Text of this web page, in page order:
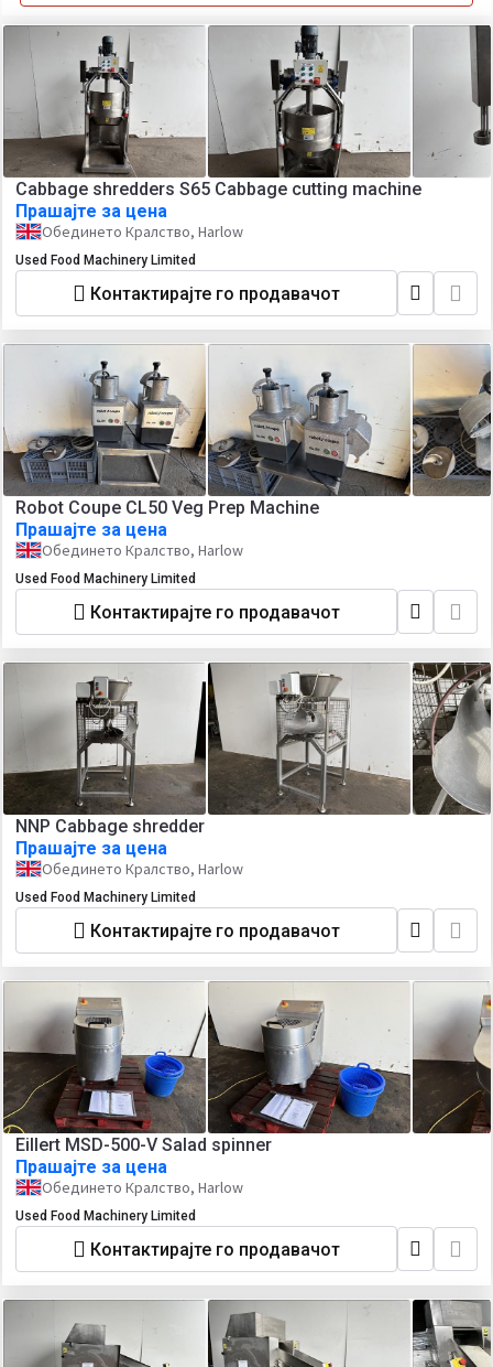
Cabbage shredders S65 Cabbage cutting machine
Прашајте за цена
Обединето Кралство, Harlow
Used Food Machinery Limited
Контактирајте го продавачот
Robot Coupe CL50 Veg Prep Machine
Прашајте за цена
Обединето Кралство, Harlow
Used Food Machinery Limited
Контактирајте го продавачот
NNP Cabbage shredder
Прашајте за цена
Обединето Кралство, Harlow
Used Food Machinery Limited
Контактирајте го продавачот
Eillert MSD-500-V Salad spinner
Прашајте за цена
Обединето Кралство, Harlow
Used Food Machinery Limited
Контактирајте го продавачот